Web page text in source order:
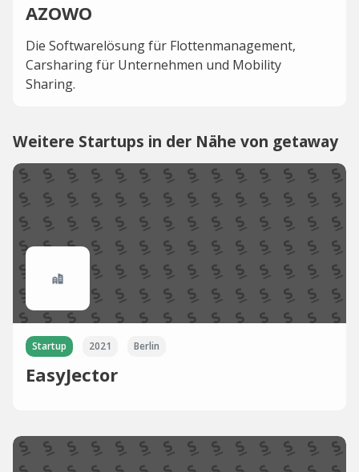
AZOWO
Die Softwarelösung für Flottenmanagement,
Carsharing für Unternehmen und Mobility
Sharing.
Weitere Startups in der Nähe von getaway
Startup 2021 Berlin
EasyJector